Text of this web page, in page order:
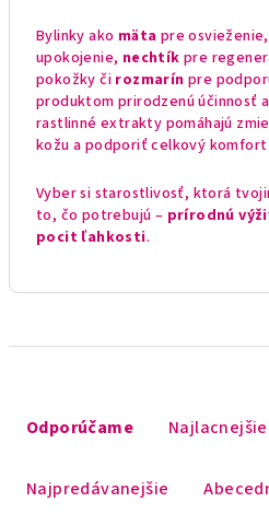
Bylinky ako mäta pre osvieženie,
upokojenie, nechtík pre
pokožky či rozmarín pre
produktom prirodzenú účinnosť
rastlinné extrakty pomáhajú
kožu a podporiť celkový
Vyber si starostlivosť, ktorá
to, čo potrebujú – prírodnú
pocit ľahkosti.
Odporúčame Najlacnejšie
Najpredávanejšie